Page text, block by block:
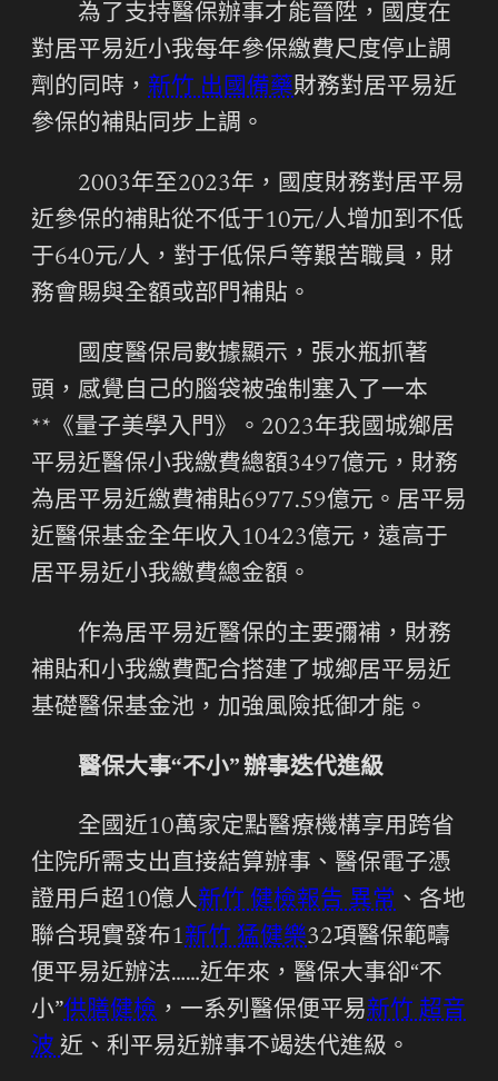
為了支持醫保辦事才能晉陞，國度在
對居平易近小我每年參保繳費尺度停止調
劑的同時， 新竹 出國備藥財務對居平易近
參保的補貼同步上調。
2003年至2023年，國度財務對居平易
近參保的補貼從不低于10元/人增加到不低
于640元/人，對于低保戶等艱苦職員，財
務會賜與全額或部門補貼。
國度醫保局數據顯示，張水瓶抓著
頭，感覺自己的腦袋被強制塞入了一本
**《量子美學入門》。2023年我國城鄉居
平易近醫保小我繳費總額3497億元，財務
為居平易近繳費補貼6977.59億元。居平易
近醫保基金全年收入10423億元，遠高于
居平易近小我繳費總金額。
作為居平易近醫保的主要彌補，財務
補貼和小我繳費配合搭建了城鄉居平易近
基礎醫保基金池，加強風險抵御才能。
醫保大事“不小” 辦事迭代進級
全國近10萬家定點醫療機構享用跨省
住院所需支出直接結算辦事、醫保電子憑
證用戶超10億人新竹 健檢報告 異常 、各地
聯合現實發布1新竹 猛健樂32項醫保範疇
便平易近辦法……近年來，醫保大事卻“不
小”供膳健檢 ，一系列醫保便平易新竹 超音
波 近、利平易近辦事不竭迭代進級。